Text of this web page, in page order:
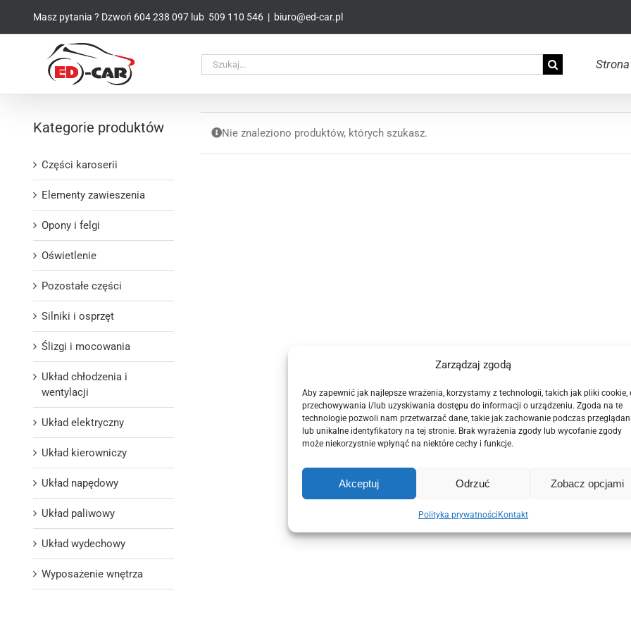
Zarządzaj zgodą
Aby zapewnić jak najlepsze wrażenia, korzystamy z technologii, takich jak pliki cookie,
przechowywania i/lub uzyskiwania dostępu do informacji o urządzeniu. Zgoda na te
technologie pozwoli nam przetwarzać dane, takie jak zachowanie podczas
lub unikalne identyfikatory na tej stronie. Brak wyrażenia zgody lub wycofanie zgody
może niekorzystnie wpłynąć na niektóre cechy i funkcje.
Akceptuj Odrzuć Zobacz opcjami
Polityka prywatności Kontakt
zawartości
Masz pytania ? Dzwoń 604 238 097 lub 509 110 546 | biuro@ed-car.pl
Strona
Nie znaleziono produktów, których szukasz.
Kategorie produktów
Części karoserii
Elementy zawieszenia
Opony i felgi
Oświetlenie
Pozostałe części
Silniki i osprzęt
Ślizgi i mocowania
Układ chłodzenia i
wentylacji
Układ elektryczny
Układ kierowniczy
Układ napędowy
Układ paliwowy
Układ wydechowy
Wyposażenie wnętrza